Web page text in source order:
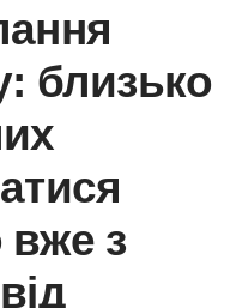
близько
з